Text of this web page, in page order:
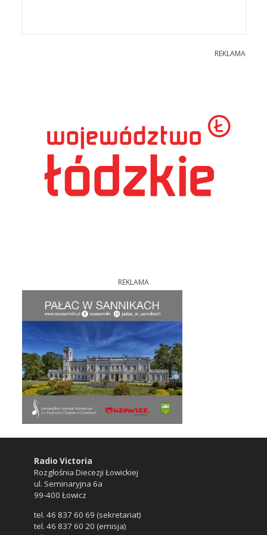
REKLAMA
REKLAMA
Radio Victoria
Rozgłośnia Diecezji Łowickiej
ul. Seminaryjna 6a
99-400 Łowicz
tel. 46 837 60 69 (sekretariat)
tel. 46 837 60 20 (emisja)